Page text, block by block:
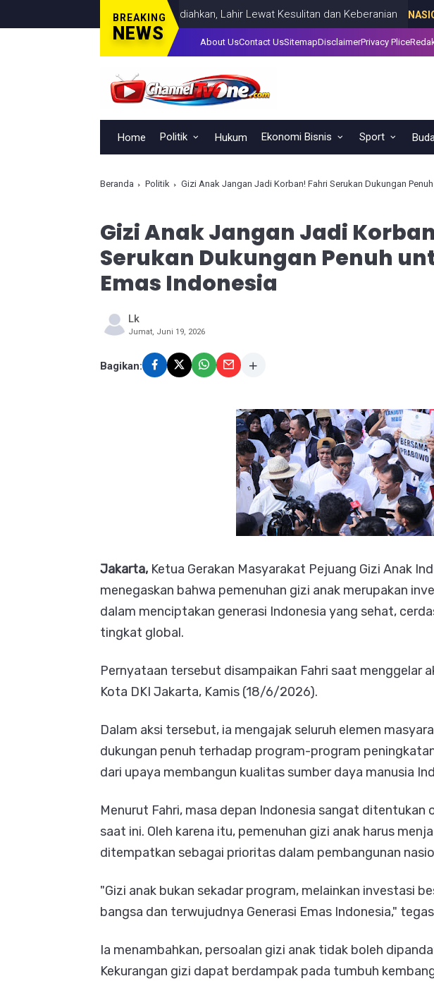
BREAKING
NEWS
Tak Bisa Dihadiahkan, Lahir Lewat Kesulitan dan Keberanian NASIONAL
About UsContact UsSitemapDisclaimerPrivacy Plice
Home Politik Hukum Ekonomi Bisnis Sport
Beranda Politik Gizi Anak Jangan Jadi Korban! Fahri Serukan Dukungan
Gizi Anak Jangan Jadi
Serukan Dukungan Penuh
Emas Indonesia
Lk
Jumat, Juni 19, 2026
Bagikan:
Jakarta, Ketua Gerakan Masyarakat Pejuang Gizi Anak
menegaskan bahwa pemenuhan gizi anak merupakan
dalam menciptakan generasi Indonesia yang sehat,
tingkat global.
Pernyataan tersebut disampaikan Fahri saat menggelar
Kota DKI Jakarta, Kamis (18/6/2026).
Dalam aksi tersebut, ia mengajak seluruh elemen
dukungan penuh terhadap program-program
dari upaya membangun kualitas sumber daya manusia
Menurut Fahri, masa depan Indonesia sangat ditentukan
saat ini. Oleh karena itu, pemenuhan gizi anak harus
ditempatkan sebagai prioritas dalam pembangunan
"Gizi anak bukan sekadar program, melainkan investasi
bangsa dan terwujudnya Generasi Emas Indonesia,"
Ia menambahkan, persoalan gizi anak tidak boleh
Kekurangan gizi dapat berdampak pada tumbuh